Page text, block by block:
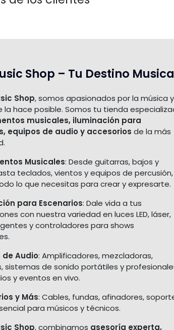
Shop – Tu Destino
Shop, somos apasionados por la música y
la hace posible. Somos tu tienda
musicales, iluminación para
equipos de audio y accesorios de la más
Musicales: Desde guitarras, bajos y
teclados, vientos y equipos de percusión,
lo que necesitas para crear y expresarte.
para Escenarios: Dale vida a tus
con nuestra variedad en luces LED, láser,
y controladores para shows
de Audio: Amplificadores, mezcladoras,
sistemas de sonido portátiles y
y eventos en vivo.
y Más: Cables, fundas, afinadores,
para músicos y técnicos.
Shop, combinamos asesoría experta,